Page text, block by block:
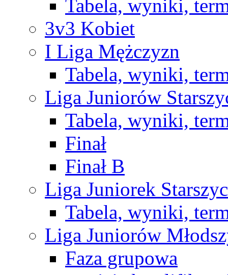
Tabela, wyniki,
3v3 Kobiet
I Liga Mężczyzn
Tabela, wyniki,
Liga Juniorów
Tabela, wyniki,
Finał
Finał B
Liga Juniorek
Tabela, wyniki,
Liga Juniorów
Faza grupowa